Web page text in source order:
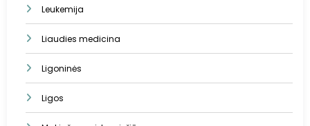
Leukemija
Liaudies medicina
Ligoninės
Ligos